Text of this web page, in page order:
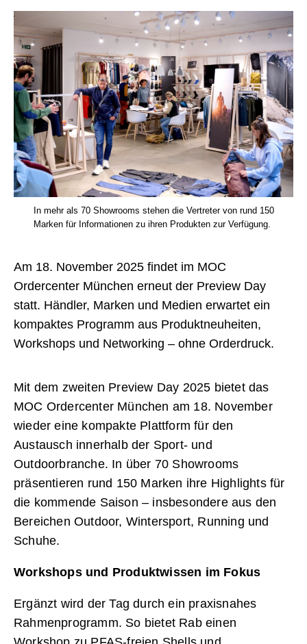
In mehr als 70 Showrooms stehen die Vertreter von rund 150
Marken für Informationen zu ihren Produkten zur Verfügung.
Am 18. November 2025 findet im MOC
Ordercenter München erneut der Preview Day
statt. Händler, Marken und Medien erwartet ein
kompaktes Programm aus Produktneuheiten,
Workshops und Networking – ohne Orderdruck.
Mit dem zweiten Preview Day 2025 bietet das
MOC Ordercenter München am 18. November
wieder eine kompakte Plattform für den
Austausch innerhalb der Sport- und
Outdoorbranche. In über 70 Showrooms
präsentieren rund 150 Marken ihre Highlights für
die kommende Saison – insbesondere aus den
Bereichen Outdoor, Wintersport, Running und
Schuhe.
Workshops und Produktwissen im Fokus
Ergänzt wird der Tag durch ein praxisnahes
Rahmenprogramm. So bietet Rab einen